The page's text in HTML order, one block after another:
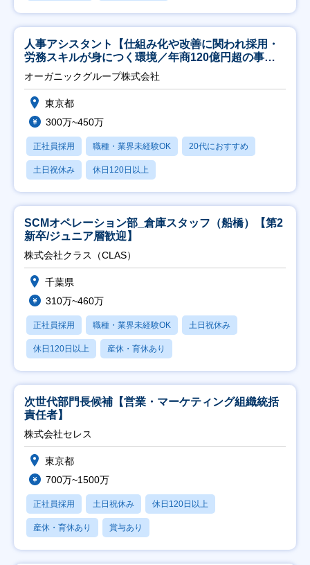
人事アシスタント【仕組み化や改善に関われ採用・
労務スキルが身につく環境／年商120億円超の事業
会社】
オーガニックグループ株式会社
東京都
300万~450万
正社員採用 職種・業界未経験OK 20代におすすめ
土日祝休み 休日120日以上
SCMオペレーション部_倉庫スタッフ（船橋）【第2
新卒/ジュニア層歓迎】
株式会社クラス（CLAS）
千葉県
310万~460万
正社員採用 職種・業界未経験OK 土日祝休み
休日120日以上 産休・育休あり
次世代部門長候補【営業・マーケティング組織統括
責任者】
株式会社セレス
東京都
700万~1500万
正社員採用 土日祝休み 休日120日以上
産休・育休あり 賞与あり